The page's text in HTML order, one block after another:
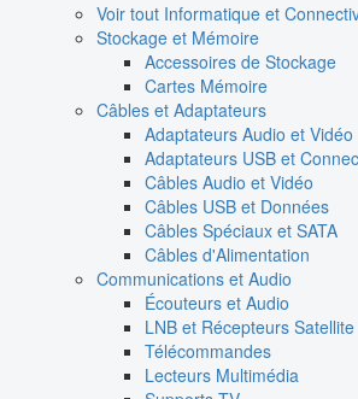
Voir tout Informatique et
Stockage et Mémoire
Accessoires de Stockage
Cartes Mémoire
Câbles et Adaptateurs
Adaptateurs Audio et Vidéo
Adaptateurs USB et
Câbles Audio et Vidéo
Câbles USB et Données
Câbles Spéciaux et SATA
Câbles d'Alimentation
Communications et Audio
Écouteurs et Audio
LNB et Récepteurs Satellite
Télécommandes
Lecteurs Multimédia